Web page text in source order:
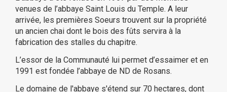
(3 avis)
venues de l’abbaye Saint Louis du Temple. A leur
arrivée, les premières Soeurs trouvent sur la propriété
un ancien chai dont le bois des fûts servira à la
fabrication des stalles du chapitre.
L’essor de la Communauté lui permet d’essaimer et en
1991 est fondée l’abbaye de ND de Rosans.
Le domaine de l'abbaye s'étend sur 70 hectares, dont